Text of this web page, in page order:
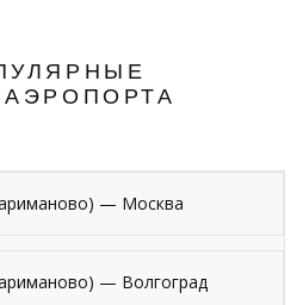
— Москва
— Волгоград